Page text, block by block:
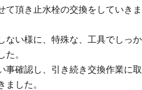
て頂き止水栓の交換をしていきま
ない様に、特殊な、工具でしっ
た。
事確認し、引き続き交換作業
ました。